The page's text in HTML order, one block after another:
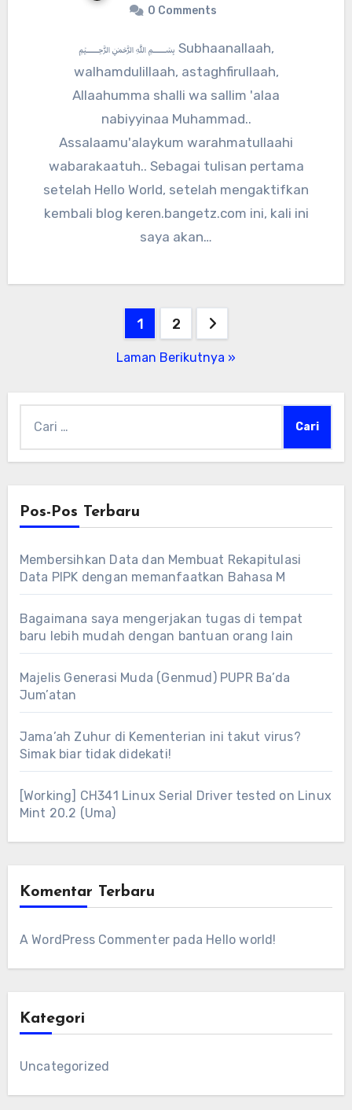
0 Comments
﷽ Subhaanallaah,
walhamdulillaah, astaghfirullaah,
Allaahumma shalli wa sallim 'alaa
nabiyyinaa Muhammad..
Assalaamu'alaykum warahmatullaahi
wabarakaatuh.. Sebagai tulisan pertama
setelah Hello World, setelah mengaktifkan
kembali blog keren.bangetz.com ini, kali ini
saya akan…
1 2
Laman Berikutnya »
untuk:
Pos-Pos Terbaru
Membersihkan Data dan Membuat Rekapitulasi
Data PIPK dengan memanfaatkan Bahasa M
Bagaimana saya mengerjakan tugas di tempat
baru lebih mudah dengan bantuan orang lain
Majelis Generasi Muda (Genmud) PUPR Ba’da
Jum’atan
Jama’ah Zuhur di Kementerian ini takut virus?
Simak biar tidak didekati!
[Working] CH341 Linux Serial Driver tested on Linux
Mint 20.2 (Uma)
Komentar Terbaru
A WordPress Commenterpada Hello world!
Kategori
Uncategorized